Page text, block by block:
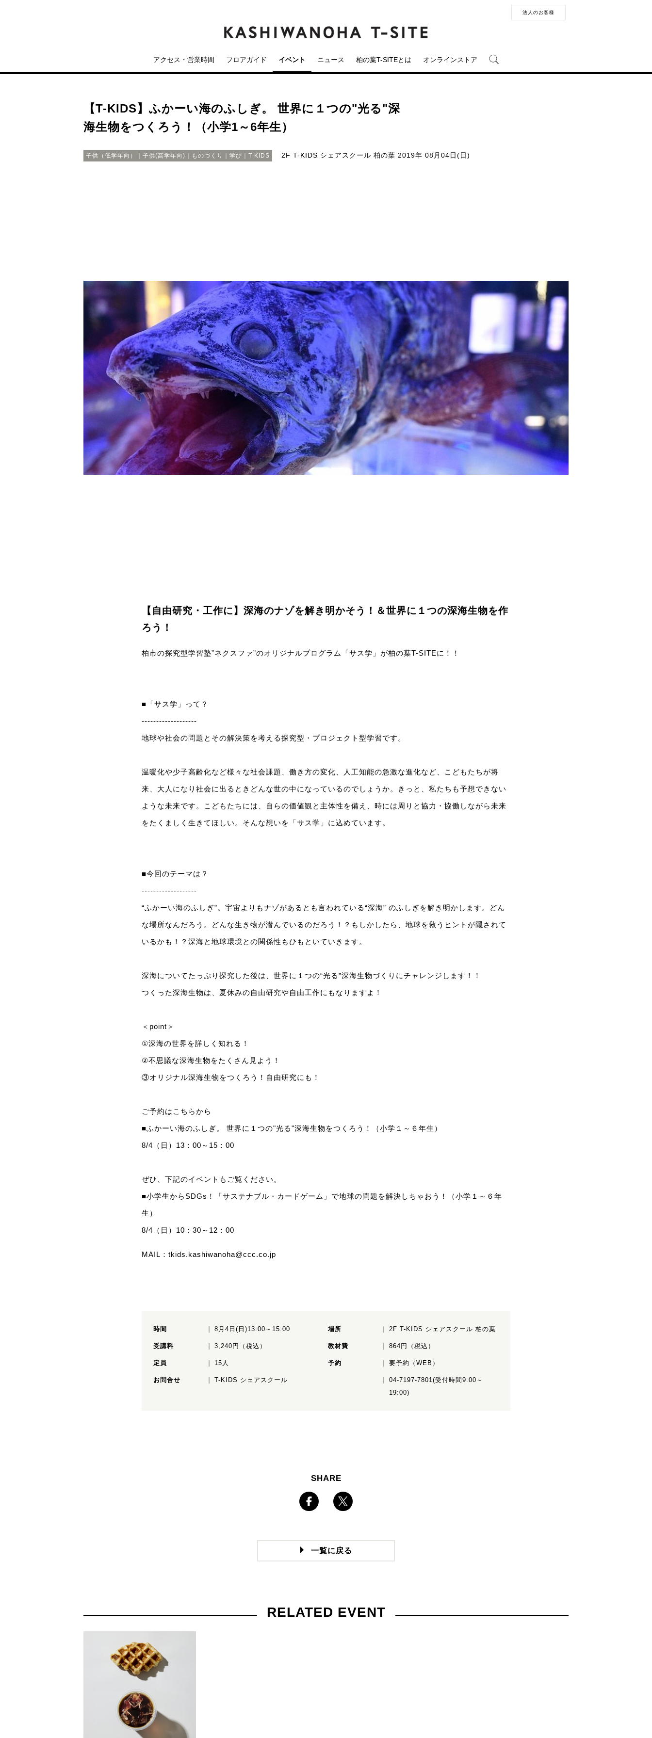
法人のお客様
アクセス・営業時間 フロアガイド イベント ニュース 柏の葉T-SITEとは オンラインストア
【T-KIDS】ふかーい海のふしぎ。 世界に１つの"光る"深
海生物をつくろう！（小学1～6年生）
子供（低学年向）｜子供(高学年向)｜ものづくり｜学び｜T-KIDS 2F T-KIDS シェアスクール 柏の葉 2019年 08月04日(日)
【自由研究・工作に】深海のナゾを解き明かそう！＆世界に１つの深海生物を作
ろう！
柏市の探究型学習塾”ネクスファ”のオリジナルプログラム「サス学」が柏の葉T-SITEに！！
■「サス学」って？
-------------------
地球や社会の問題とその解決策を考える探究型・プロジェクト型学習です。
温暖化や少子高齢化など様々な社会課題、働き方の変化、人工知能の急激な進化など、こどもたちが将
来、大人になり社会に出るときどんな世の中になっているのでしょうか。きっと、私たちも予想できない
ような未来です。こどもたちには、自らの価値観と主体性を備え、時には周りと協力・協働しながら未来
をたくましく生きてほしい。そんな想いを「サス学」に込めています。
■今回のテーマは？
-------------------
“ふかーい海のふしぎ”。宇宙よりもナゾがあるとも言われている“深海” のふしぎを解き明かします。どん
な場所なんだろう。どんな生き物が潜んでいるのだろう！？もしかしたら、地球を救うヒントが隠されて
いるかも！？深海と地球環境との関係性もひもといていきます。
深海についてたっぷり探究した後は、世界に１つの“光る”深海生物づくりにチャレンジします！！
つくった深海生物は、夏休みの自由研究や自由工作にもなりますよ！
＜point＞
①深海の世界を詳しく知れる！
②不思議な深海生物をたくさん見よう！
③オリジナル深海生物をつくろう！自由研究にも！
ご予約はこちらから
■ふかーい海のふしぎ。 世界に１つの"光る"深海生物をつくろう！（小学１～６年生）
8/4（日）13：00～15：00
ぜひ、下記のイベントもご覧ください。
■小学生からSDGs！「サステナブル・カードゲーム」で地球の問題を解決しちゃおう！（小学１～６年
生）
8/4（日）10：30～12：00
MAIL： tkids.kashiwanoha@ccc.co.jp
時間 8月4日(日)13:00～15:00 場所 2F T-KIDS シェアスクール 柏の葉
受講料 3,240円（税込） 教材費 864円（税込）
定員 15人 予約 要予約（WEB）
お問合せ T-KIDS シェアスクール
04-7197-7801(受付時間9:00～
19:00)
SHARE
一覧に戻る
RELATED EVENT